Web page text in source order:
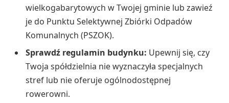
wielkogabarytowych w Twojej gminie lub zawieź
je do Punktu Selektywnej Zbiórki Odpadów
Komunalnych (PSZOK).
Sprawdź regulamin budynku: Upewnij się, czy
Twoja spółdzielnia nie wyznaczyła specjalnych
stref lub nie oferuje ogólnodostępnej
rowerowni.